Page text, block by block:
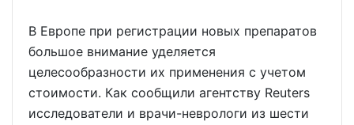
В Европе при регистрации новых препаратов
большое внимание уделяется
целесообразности их применения с учетом
стоимости. Как сообщили агентству Reuters
исследователи и врачи-неврологи из шести